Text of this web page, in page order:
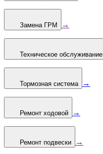
Замена ГРМ →
Техническое обслуживание
Тормозная система →
Ремонт ходовой →
Ремонт подвески →